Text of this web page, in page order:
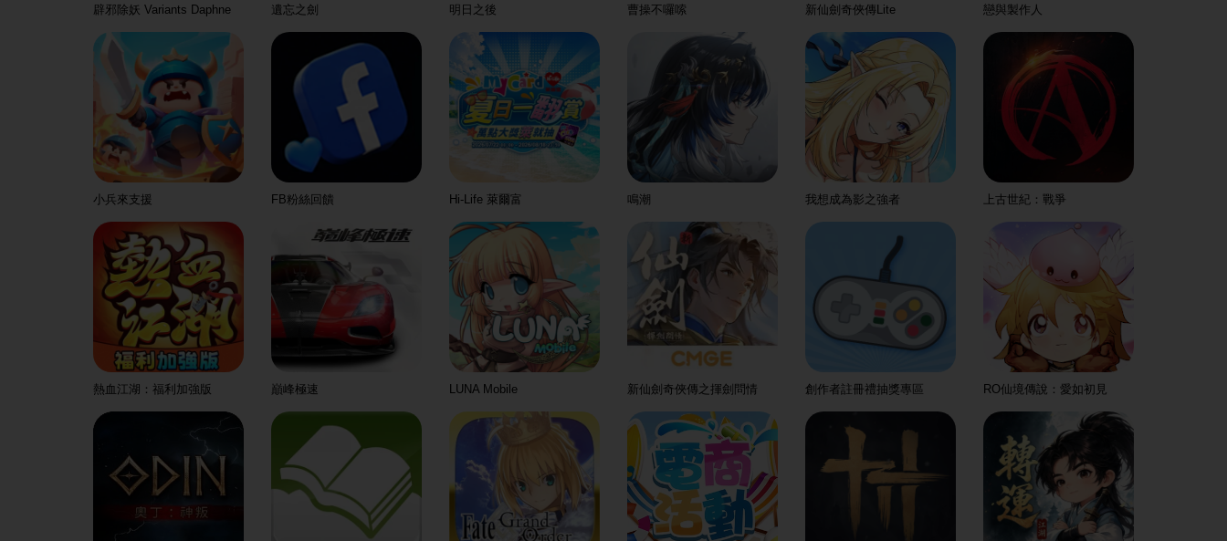
辟邪除妖 Variants Daphne 遺忘之劍 明日之後 曹操不囉嗦 新仙劍奇俠傳Lite 戀與製作人
小兵來支援 FB粉絲回饋 Hi-Life 萊爾富 鳴潮 我想成為影之強者 上古世紀：戰爭
熱血江湖：福利加強版 巔峰極速 LUNA Mobile 新仙劍奇俠傳之揮劍問情 創作者註冊禮抽獎專區 RO仙境傳說：愛如初見